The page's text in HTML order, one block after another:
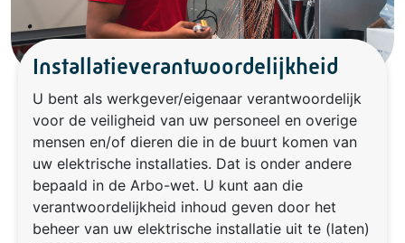
Installatieverantwoordelijkheid
U bent als werkgever/eigenaar verantwoordelijk
voor de veiligheid van uw personeel en overige
mensen en/of dieren die in de buurt komen van
uw elektrische installaties. Dat is onder andere
bepaald in de Arbo-wet. U kunt aan die
verantwoordelijkheid inhoud geven door het
beheer van uw elektrische installatie uit te (laten)